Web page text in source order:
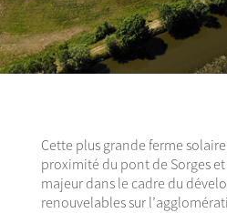
Cette plus grande ferme
proximité du pont de Sorges
majeur dans le cadre du
renouvelables sur